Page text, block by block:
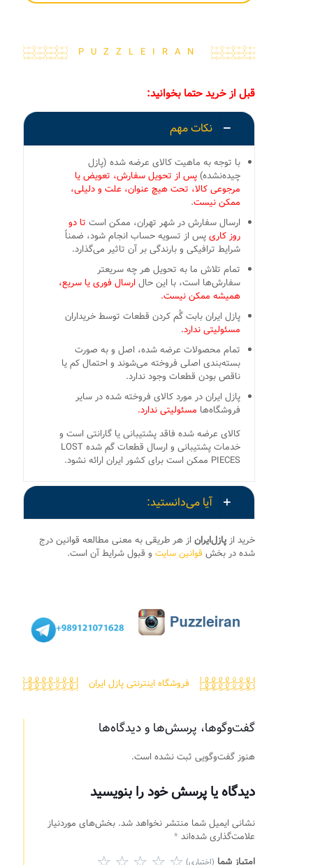
PUZZLEIRAN
قبل از خرید حتما بخوانید:
نکات مهم
با توجه به ماهیت کالای عرضه شده (پازل
چیده‌نشده) پس از تحویل سفارش، تعویض یا
مرجوعی کالا، تحت هیچ عنوان، علت و دلیلی،
ممکن نیست.
ارسال سفارش در شهر تهران، ممکن است تا دو
روز کاریپس از تسویه حساب انجام شود، ضمناً
شرایط ترافیکی و بارندگی بر آن تاثیر می‌گذارد.
تمام تلاش ما به تحویل هر چه سریعتر
سفارش‌ها است، با این حالارسال فوری یا سریع،
همیشه ممکن نیست.
پازل ایران بابت گُم کردن قطعات توسط خریداران
مسئولیتی ندارد.
تمام محصولات عرضه شده، اصل و به صورت
بسته‌بندی اصلی فروخته می‌شوند و احتمال کم یا
ناقص بودن قطعات وجود ندارد.
پازل ایران در مورد کالای فروخته شده در سایر
فروشگاه‌ها مسئولیتی ندارد.
کالای عرضه شده فاقد پشتیبانی یا گارانتی است و
خدمات پشتیبانی و ارسال قطعات گم شده LOST
PIECES ممکن است برای کشور ایران ارائه نشود.
آیا می‌دانستید:
خرید از پازل‌ایران از هر طریقی به معنی مطالعه قوانین درج
شده در بخش قوانین سایت و قبول شرایط آن است.
فروشگاه اینترنتی پازل ایران
گفت‌وگوها، پرسش‌ها و دیدگاه‌ها
هنوز گفت‌وگویی ثبت نشده است.
دیدگاه یا پرسش خود را بنویسید
نشانی ایمیل شما منتشر نخواهد شد. بخش‌های موردنیاز
علامت‌گذاری شده‌اند *
امتیاز شما (اختیاری)